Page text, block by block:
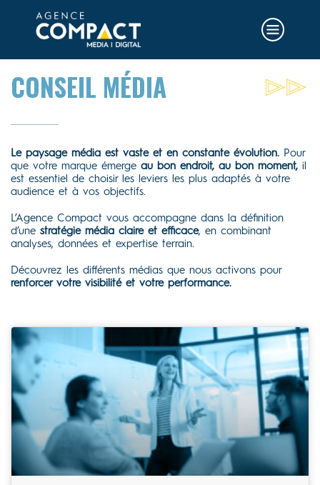
CONSEIL MÉDIA
Le paysage média est vaste et en constante évolution. Pour
que votre marque émerge au bon endroit, au bon moment, il
est essentiel de choisir les leviers les plus adaptés à votre
audience et à vos objectifs.
L’Agence Compact vous accompagne dans la définition
d’une stratégie média claire et efficace, en combinant
analyses, données et expertise terrain.
Découvrez les différents médias que nous activons pour
renforcer votre visibilité et votre performance.